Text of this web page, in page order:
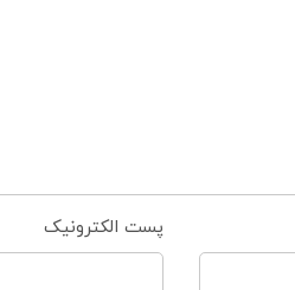
پست الکترونیک